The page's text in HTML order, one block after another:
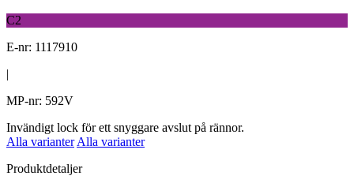
C2
E-nr: 1117910
|
MP-nr: 592V
Invändigt lock för ett snyggare avslut på rännor.
Alla varianter Alla varianter
Produktdetaljer